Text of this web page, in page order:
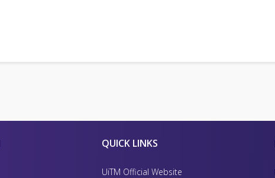
QUICK LINKS
UiTM Official Website